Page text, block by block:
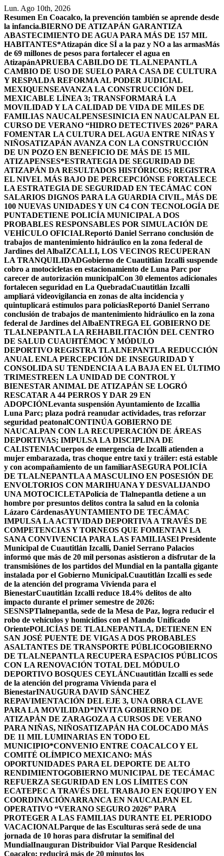
Saltar
al
contenido
Lun. Ago 10th, 2026
Resumen En Coacalco, la prevención también se aprende desde
la infancia.BIERNO DE ATIZAPÁN GARANTIZA
ABASTECIMIENTO DE AGUA PARA MÁS DE 157 MIL
HABITANTES*Atizapán dice SÍ a la paz y NO a las armasMás
de 69 millones de pesos para fortalecer el agua en
AtizapánAPRUEBA CABILDO DE TLALNEPANTLA
CAMBIO DE USO DE SUELO PARA CASA DE CULTURA
Y RESPALDA REFORMA AL PODER JUDICIAL
MEXIQUENSEAVANZA LA CONSTRUCCIÓN DEL
MEXICABLE LÍNEA 3; TRANSFORMARÁ LA
MOVILIDAD Y LA CALIDAD DE VIDA DE MILES DE
FAMILIAS NAUCALPENSESINICIA EN NAUCALPAN EL
CURSO DE VERANO “HIDRO DETECTIVES 2026” PARA
FOMENTAR LA CULTURA DEL AGUA ENTRE NIÑAS Y
NIÑOSATIZAPÁN AVANZA CON LA CONSTRUCCIÓN
DE UN POZO EN BENEFICIO DE MÁS DE 15 MIL
ATIZAPENSES*ESTRATEGIA DE SEGURIDAD DE
ATIZAPÁN DA RESULTADOS HISTÓRICOS; REGISTRA
EL NIVEL MÁS BAJO DE PERCEPCIÓNSE FORTALECE
LA ESTRATEGIA DE SEGURIDAD EN TECÁMAC CON
SALARIOS DIGNOS PARA LA GUARDIA CIVIL, MÁS DE
100 NUEVAS UNIDADES Y UN C4 CON TECNOLOGÍA DE
PUNTADETIENE POLICÍA MUNICIPAL A DOS
PROBABLES RESPONSABLES POR SIMULACIÓN DE
VEHÍCULO OFICIALReportó Daniel Serrano conclusión de
trabajos de mantenimiento hidráulico en la zona federal de
Jardines del AlbaIZCALLI, LOS VECINOS RECUPERAN
LA TRANQUILIDADGobierno de Cuautitlán Izcalli suspende
cobro a motocicletas en estacionamiento de Luna Parc por
carecer de autorización municipalCon 30 elementos adicionales
fortalecen seguridad en La QuebradaCuautitlán Izcalli
ampliará videovigilancia en zonas de alta incidencia y
quintuplicará estímulos para policíasReportó Daniel Serrano
conclusión de trabajos de mantenimiento hidráulico en la zona
federal de Jardines del AlbaENTREGA EL GOBIERNO DE
TLALNEPANTLA LA REHABILITACIÓN DEL CENTRO
DE SALUD CUAUHTÉMOC Y MÓDULO
DEPORTIVO REGISTRA TLALNEPANTLA REDUCCIÓN
ANUAL ENLA PERCEPCIÓN DE INSEGURIDAD Y
CONSOLIDA SU TENDENCIA A LA BAJA EN EL ÚLTIMO
TRIMESTREEN LA UNIDAD DE CONTROL Y
BIENESTAR ANIMAL DE ATIZAPÁN SE LOGRÓ
RESCATAR A 44 PERROS Y DAR 29 EN
ADOPCIÓNLevanta suspensión Ayuntamiento de Izcallia
Luna Parc; plaza podrá reanudar actividades, tras reforzar
seguridad peatonalCONTINÚA GOBIERNO DE
NAUCALPAN CON LA RECUPERACIÓN DE ÁREAS
DEPORTIVAS; IMPULSA LA DISCIPLINA DE
CALISTENIACuerpos de emergencia de Izcalli atienden a
mujer embarazada, tras choque entre taxi y tráiler: está estable
y con acompañamiento de un familiarASEGURA POLICÍA
DE TLALNEPANTLA A MASCULINO EN POSESIÓN DE
ENVOLTORIOS CON MARIHUANA Y DESVALIJANDO
UNA MOTOCICLETAPolicía de Tlalnepantla detiene a un
hombre por presuntos delitos contra la salud en la colonia
Lázaro CárdenasAYUNTAMIENTO DE TECÁMAC
IMPULSA LA ACTIVIDAD DEPORTIVA A TRAVÉS DE
COMPETENCIAS Y TORNEOS QUE FOMENTAN LA
SANA CONVIVENCIA PARA LAS FAMILIASEl Presidente
Municipal de Cuautitlán Izcalli, Daniel Serrano Palacios
informó que más de 20 mil personas asistieron a disfrutar de la
transmisiónes de los partidos del Mundial en la pantalla gigante
instalada por el Gobierno Municipal.Cuautitlán Izcalli es sede
de la atención del programa Vivienda para el
BienestarCuautitlán Izcalli reduce 18.4% delitos de alto
impacto durante el primer semestre de 2026:
SESNSPTlalnepantla, sede de la Mesa de Paz, logra reducir el
robo de vehículos y homicidios con el Mando Unificado
OrientePOLICÍAS DE TLALNEPANTLA, ​DETIENEN EN
SAN JOSÉ PUENTE DE VIGAS A DOS PROBABLES
ASALTANTES DE TRANSPORTE PÚBLICOGOBIERNO
DE TLALNEPANTLA RECUPERA ESPACIOS PÚBLICOS
CON LA RENOVACIÓN TOTAL DEL MÓDULO
DEPORTIVO BOSQUES CEYLÁNCuautitlán Izcalli es sede
de la atención del programa Vivienda para el
BienestarINAUGURA DAVID SÁNCHEZ
REPAVIMENTACIÓN DEL EJE 3, UNA OBRA CLAVE
PARA LA MOVILIDAD*INVITA GOBIERNO DE
ATIZAPÁN DE ZARAGOZA A CURSOS DE VERANO
PARA NIÑAS, NIÑOSATIZAPÁN HA COLOCADO MÁS
DE 11 MIL LUMINARIAS EN TODO EL
MUNICIPIO*CONVENIO ENTRE COACALCO Y EL
COMITÉ OLÍMPICO MEXICANO: MÁS
OPORTUNIDADES PARA EL DEPORTE DE ALTO
RENDIMIENTOGOBIERNO MUNICIPAL DE TECÁMAC
REFUERZA SEGURIDAD EN LOS LÍMITES CON
ECATEPEC A TRAVÉS DEL TRABAJO EN EQUIPO Y EN
COORDINACIÓNARRANCA EN NAUCALPAN EL
OPERATIVO “VERANO SEGURO 2026” PARA
PROTEGER A LAS FAMILIAS DURANTE EL PERIODO
VACACIONALParque de las Esculturas será sede de una
jornada de 10 horas para disfrutar la semifinal del
MundialInauguran Distribuidor Vial Parque Residencial
Coacalco; reducirá más de 20 minutos los